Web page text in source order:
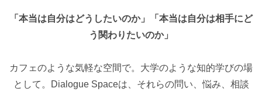
「本当は自分はどうしたいのか」「本当は自分は相手にど
う関わりたいのか」
カフェのような気軽な空間で。大学のような知的学びの場
として。Dialogue Spaceは、それらの問い、悩み、相談